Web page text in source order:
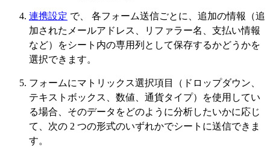
連携設定 で、
各フォーム送信ごとに、追加の情報（追
加されたメールアドレス、リファラー名、支払い情報
など）をシート内の専用列として保存するかどうかを
選択できます。
フォームにマトリックス選択項目（ドロップダウン、
テキストボックス、数値、通貨タイプ）を使用してい
る場合、そのデータをどのように分析したいかに応じ
て、次の 2 つの形式のいずれかでシートに送信できま
す。